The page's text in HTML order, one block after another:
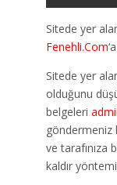
Sitede yer
Fenehli.Com
Sitede yer
olduğunu
belgeleri
göndermeniz
ve tarafınıza
kaldır